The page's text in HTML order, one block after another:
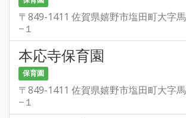
〒849-1411 佐賀県嬉野市塩田町大字
−１
本応寺保育園
保育園
〒849-1411 佐賀県嬉野市塩田町大字
−１